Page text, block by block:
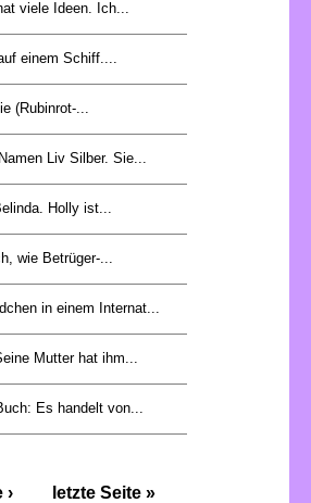
viele Ideen. Ich...
einem Schiff....
(Rubinrot-...
Liv Silber. Sie...
Holly ist...
wie Betrüger-...
in einem Internat...
Mutter hat ihm...
Es handelt von...
letzte Seite »